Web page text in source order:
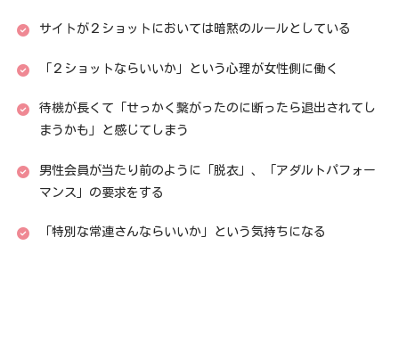
サイトが２ショットにおいては暗黙のルールとしている
「２ショットならいいか」という心理が女性側に働く
待機が長くて「せっかく繋がったのに断ったら退出されてし
まうかも」と感じてしまう
男性会員が当たり前のように「脱衣」、「アダルトパフォー
マンス」の要求をする
「特別な常連さんならいいか」という気持ちになる